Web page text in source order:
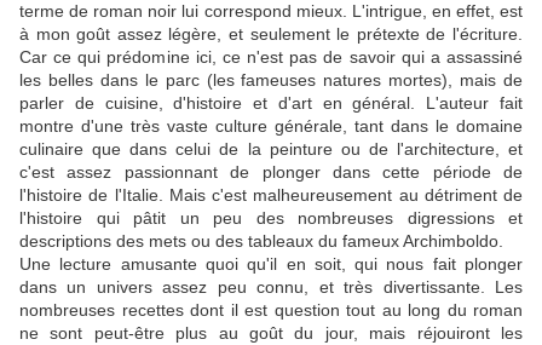
terme de roman noir lui correspond mieux. L'intrigue, en effet, est
à mon goût assez légère, et seulement le prétexte de l'écriture.
Car ce qui prédomine ici, ce n'est pas de savoir qui a assassiné
les belles dans le parc (les fameuses natures mortes), mais de
parler de cuisine, d'histoire et d'art en général. L'auteur fait
montre d'une très vaste culture générale, tant dans le domaine
culinaire que dans celui de la peinture ou de l'architecture, et
c'est assez passionnant de plonger dans cette période de
l'histoire de l'Italie. Mais c'est malheureusement au détriment de
l'histoire qui pâtit un peu des nombreuses digressions et
descriptions des mets ou des tableaux du fameux Archimboldo.
Une lecture amusante quoi qu'il en soit, qui nous fait plonger
dans un univers assez peu connu, et très divertissante. Les
nombreuses recettes dont il est question tout au long du roman
ne sont peut-être plus au goût du jour, mais réjouiront les